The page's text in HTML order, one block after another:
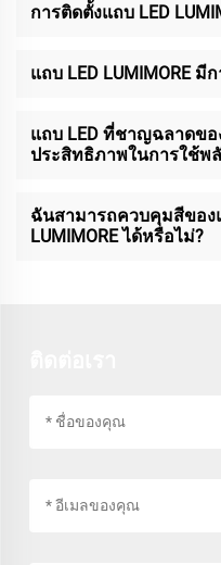
การติดตั้งแถบ LED
แถบ LED LUMIMORE
แถบ LED ที่ชาญฉลาดขอ
ประสิทธิภาพในการใช้พ
ฉันสามารถควบคุมสีของ
LUMIMORE ได้หรือไม่?